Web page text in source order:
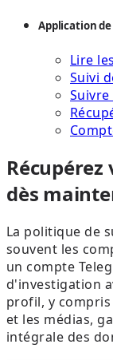
Application de
Lire
Suivi
dès
La politique de
souvent les
un compte
d'investigation
profil, y
et les médias,
intégrale des